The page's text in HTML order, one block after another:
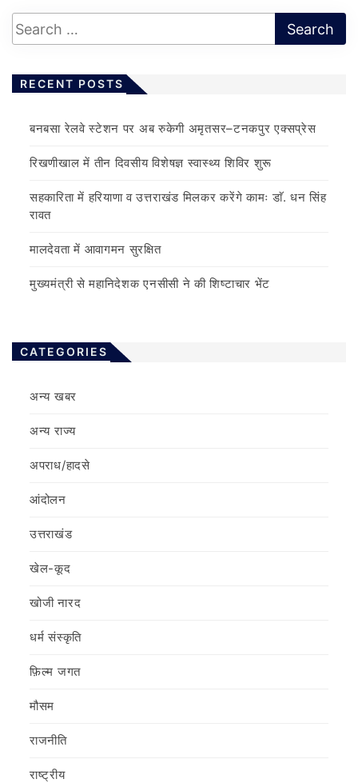
RECENT POSTS
बनबसा रेलवे स्टेशन पर अब रुकेगी अमृतसर–टनकपुर एक्सप्रेस
रिखणीखाल में तीन दिवसीय विशेषज्ञ स्वास्थ्य शिविर शुरू
सहकारिता में हरियाणा व उत्तराखंड मिलकर करेंगे कामः डाॅ. धन सिंह
रावत
मालदेवता में आवागमन सुरक्षित
मुख्यमंत्री से महानिदेशक एनसीसी ने की शिष्टाचार भेंट
CATEGORIES
अन्य खबर
अन्य राज्य
अपराध/हादसे
आंदोलन
उत्तराखंड
खेल-कूद
खोजी नारद
धर्म संस्कृति
फ़िल्‍म जगत
मौसम
राजनीति
राष्ट्रीय